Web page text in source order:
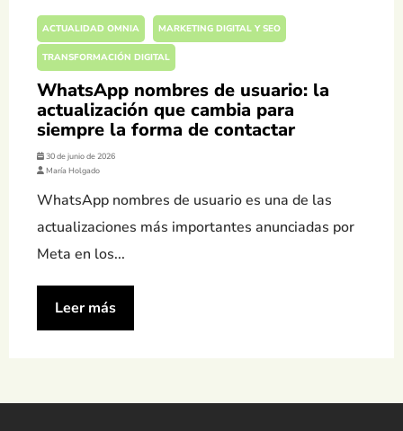
ACTUALIDAD OMNIA MARKETING DIGITAL Y SEO
TRANSFORMACIÓN DIGITAL
WhatsApp nombres de usuario: la
actualización que cambia para
siempre la forma de contactar
30 de junio de 2026
María Holgado
WhatsApp nombres de usuario es una de las
actualizaciones más importantes anunciadas por
Meta en los...
Leer más